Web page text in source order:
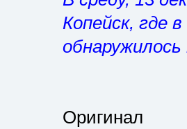
Копейск, где
Оригинал